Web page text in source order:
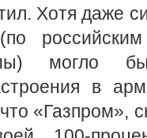
Хотя даже
могло
в
«Газпром»,